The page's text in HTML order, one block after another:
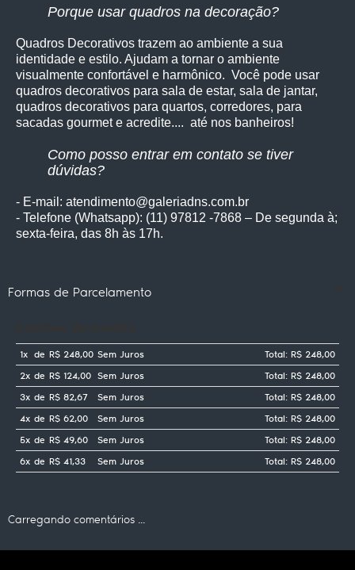
Porque usar quadros na decoração?
Quadros Decorativos trazem ao ambiente a sua
identidade e estilo. Ajudam a tornar o ambiente
visualmente confortável e harmônico. Você pode usar
quadros decorativos para sala de estar, sala de jantar,
quadros decorativos para quartos, corredores, para
sacadas gourmet e acredite.... até nos banheiros!
Como posso entrar em contato se tiver
dúvidas?
- E-mail: atendimento@galeriadns.com.br
- Telefone (Whatsapp): (11) 97812 -7868 – De segunda à;
sexta-feira, das 8h às 17h.
Formas de Parcelamento
1x de R$ 248,00 Sem Juros
Total: R$ 248,00
2x de R$ 124,00 Sem Juros
Total: R$ 248,00
3x de R$ 82,67 Sem Juros
Total: R$ 248,00
4x de R$ 62,00 Sem Juros
Total: R$ 248,00
5x de R$ 49,60 Sem Juros
Total: R$ 248,00
6x de R$ 41,33 Sem Juros Total: R$ 248,00
Carregando comentários ...